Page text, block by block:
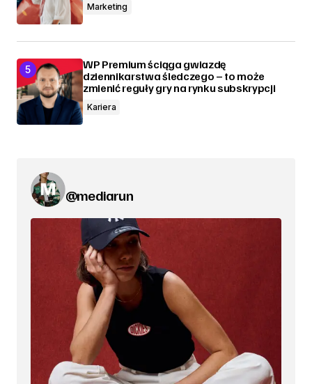
Marketing
WP Premium ściąga gwiazdę
dziennikarstwa śledczego – to może
zmienić reguły gry na rynku subskrypcji
Kariera
@mediarun